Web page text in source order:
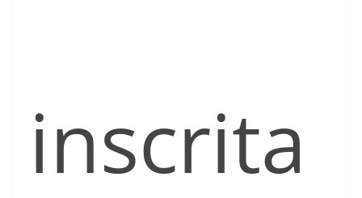
inscrita